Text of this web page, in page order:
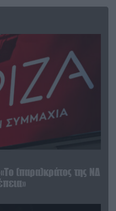
(παρα)κράτος της ΝΔ